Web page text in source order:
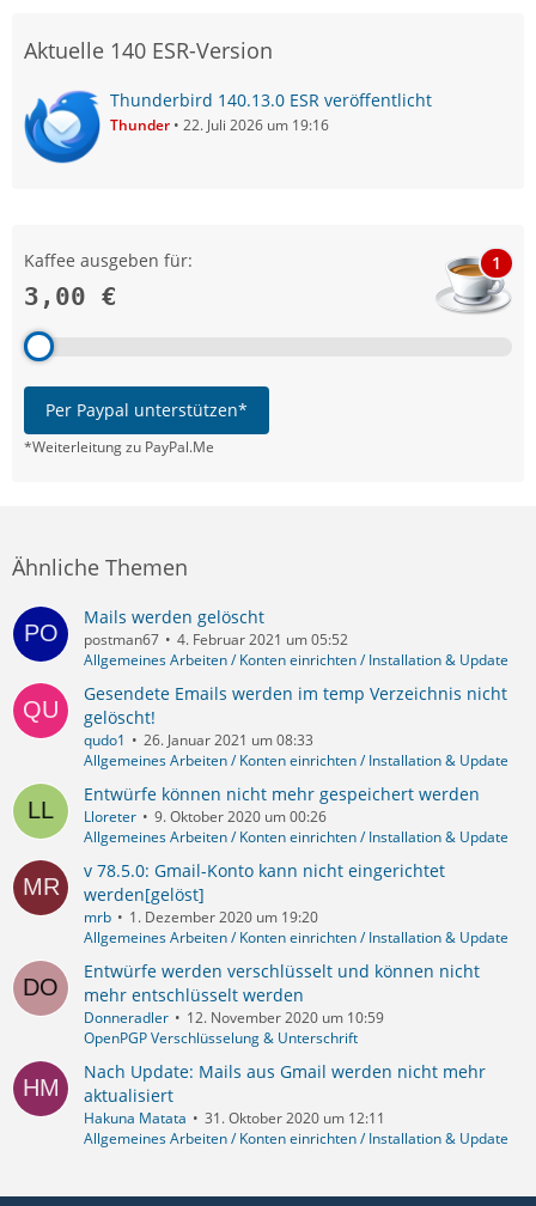
Aktuelle 140 ESR-Version
Thunderbird 140.13.0 ESR veröffentlicht
Thunder 22. Juli 2026 um 19:16
Kaffee ausgeben für:
3,00 €
1
Per Paypal unterstützen*
*Weiterleitung zu PayPal.Me
Ähnliche Themen
Mails werden gelöscht
postman67
4. Februar 2021 um 05:52
Allgemeines Arbeiten / Konten einrichten / Installation & Update
Gesendete Emails werden im temp Verzeichnis nicht
gelöscht!
qudo1
26. Januar 2021 um 08:33
Allgemeines Arbeiten / Konten einrichten / Installation & Update
Entwürfe können nicht mehr gespeichert werden
Lloreter
9. Oktober 2020 um 00:26
Allgemeines Arbeiten / Konten einrichten / Installation & Update
v 78.5.0: Gmail-Konto kann nicht eingerichtet
werden[gelöst]
mrb
1. Dezember 2020 um 19:20
Allgemeines Arbeiten / Konten einrichten / Installation & Update
Entwürfe werden verschlüsselt und können nicht
mehr entschlüsselt werden
Donneradler
12. November 2020 um 10:59
OpenPGP Verschlüsselung & Unterschrift
Nach Update: Mails aus Gmail werden nicht mehr
aktualisiert
Hakuna Matata
31. Oktober 2020 um 12:11
Allgemeines Arbeiten / Konten einrichten / Installation & Update